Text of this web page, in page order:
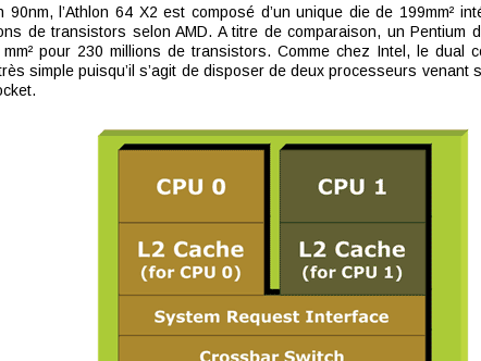
90nm, l’Athlon 64 X2 est composé d’un unique die de 199mm²
de transistors selon AMD. A titre de comparaison, un Pentium
pour 230 millions de transistors. Comme chez Intel, le dual
simple puisqu’il s’agit de disposer de deux processeurs venant